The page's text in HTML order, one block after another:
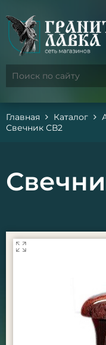
Главная Каталог
Свечник СВ2